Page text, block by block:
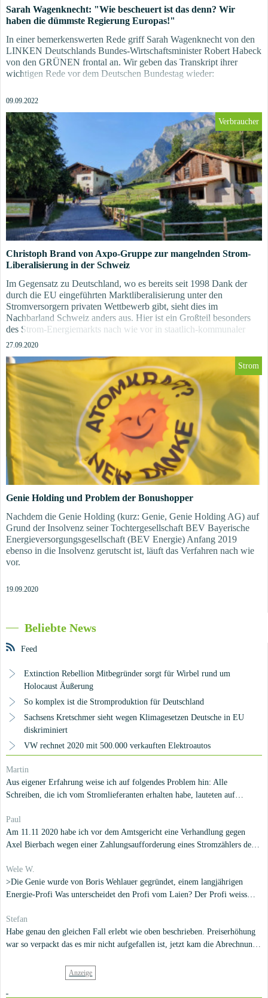
Sarah Wagenknecht: "Wie bescheuert ist das denn? Wir
haben die dümmste Regierung Europas!"
In einer bemerkenswerten Rede griff Sarah Wagenknecht von den
LINKEN Deutschlands Bundes-Wirtschaftsminister Robert Habeck
von den GRÜNEN frontal an. Wir geben das Transkript ihrer
wichtigen Rede vor dem Deutschen Bundestag wieder:
09.09.2022
Verbraucher
Christoph Brand von Axpo-Gruppe zur mangelnden Strom-
Liberalisierung in der Schweiz
Im Gegensatz zu Deutschland, wo es bereits seit 1998 Dank der
durch die EU eingeführten Marktliberalisierung unter den
Stromversorgern privaten Wettbewerb gibt, sieht dies im
Nachbarland Schweiz anders aus. Hier ist ein Großteil besonders
des Strom-Energiemarkts nach wie vor in staatlich-kommunaler
Hand der klassischen Stadtwerke. Einer der großen Player in der
genannt wird, ist die 2001 gegründete Axpo Gruppe. Die staatlich-
kommunale ...
27.09.2020
Strom
Genie Holding und Problem der Bonushopper
Nachdem die Genie Holding (kurz: Genie, Genie Holding AG) auf
Grund der Insolvenz seiner Tochtergesellschaft BEV Bayerische
Energieversorgungsgesellschaft (BEV Energie) Anfang 2019
ebenso in die Insolvenz gerutscht ist, läuft das Verfahren nach wie
vor.
19.09.2020
Beliebte News
Feed
Extinction Rebellion Mitbegründer sorgt für Wirbel rund um
Holocaust Äußerung
So komplex ist die Stromproduktion für Deutschland
Sachsens Kretschmer sieht wegen Klimagesetzen Deutsche in EU
diskriminiert
VW rechnet 2020 mit 500.000 verkauften Elektroautos
Martin
Aus eigener Erfahrung weise ich auf folgendes Problem hin: Alle
Schreiben, die ich vom Stromlieferanten erhalten habe, lauteten auf
Tatsächlicher Vertragspartner ist die 365 AG. (Was nur als kleiner Einschub
im Vertragsabschluss zu erkennen ist.) Ich habe - nur wegen dieser
Formalie - einen Prozess gegen "Immergrün" verloren.
Paul
Am 11.11 2020 habe ich vor dem Amtsgericht eine Verhandlung gegen
Axel Bierbach wegen einer Zahlungsaufforderung eines Stromzählers der
Wele W.
>Die Genie wurde von Boris Wehlauer gegründet, einem langjährigen
Energie-Profi Was unterscheidet den Profi vom Laien? Der Profi weiss
Stefan
Habe genau den gleichen Fall erlebt wie oben beschrieben. Preiserhöhung
war so verpackt das es mir nicht aufgefallen ist, jetzt kam die Abrechnung
mir ein Neuabschluss eine Vertrages angeboten wurde bei dem ich 4 € im
Monat spare wo die Preiserhöhung allerdings gut 30 € ausmacht. Ein Witz,
eine Frechheit. Die lassen einen bewusst ins offene Messer laufen!